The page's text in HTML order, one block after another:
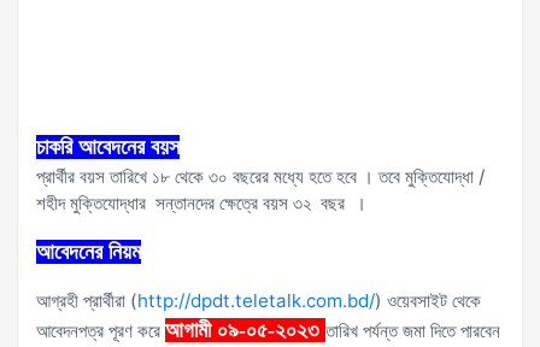
চাকরি আবেদনের বয়স
প্রার্থীর বয়স তারিখে ১৮ থেকে ৩০ বছরের মধ্যে হতে হবে । তবে মুক্তিযোদ্ধা /
শহীদ মুক্তিযোদ্ধার সন্তানদের ক্ষেত্রে বয়স ৩২ বছর ।
আবেদনের নিয়ম
আগ্রহী প্রার্থীরা (http://dpdt.teletalk.com.bd/) ওয়েবসাইট থেকে
আবেদনপত্র পূরণ করে আগামী ০৯-০৫-২০২৩তারিখ পর্যন্ত জমা দিতে পারবেন